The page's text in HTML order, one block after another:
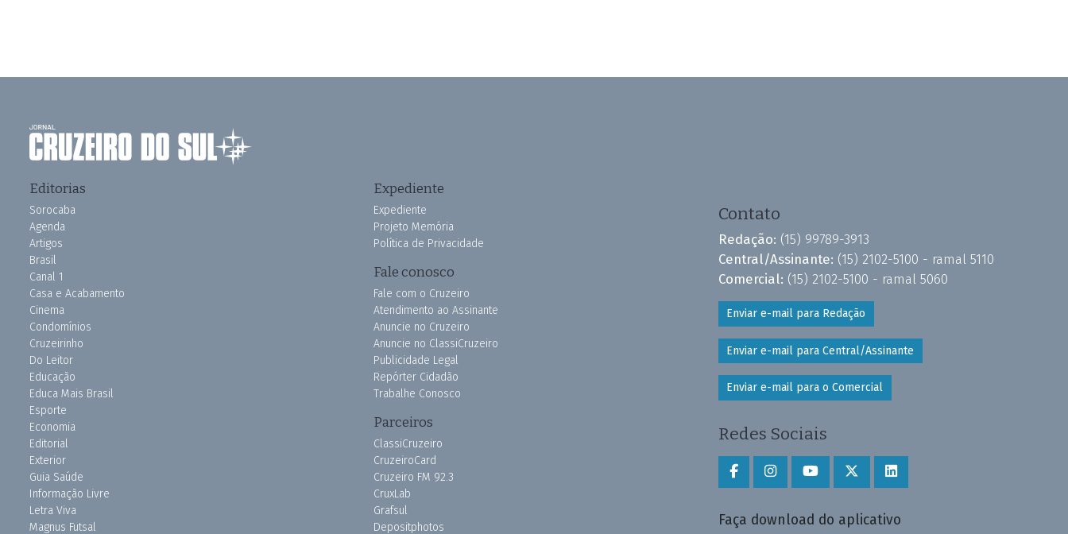
Editorias
Sorocaba
Agenda
Artigos
Brasil
Canal 1
Casa e Acabamento
Cinema
Condomínios
Cruzeirinho
Do Leitor
Educação
Educa Mais Brasil
Esporte
Economia
Editorial
Exterior
Guia Saúde
Informação Livre
Letra Viva
Magnus Futsal
Expediente
Expediente
Projeto Memória
Política de Privacidade
Fale conosco
Fale com o Cruzeiro
Atendimento ao Assinante
Anuncie no Cruzeiro
Anuncie no ClassiCruzeiro
Publicidade Legal
Repórter Cidadão
Trabalhe Conosco
Parceiros
ClassiCruzeiro
CruzeiroCard
Cruzeiro FM 92.3
CruxLab
Grafsul
Depositphotos
Contato
Redação: (15) 99789-3913
Central/Assinante: (15) 2102-5100 - ramal 5110
Comercial: (15) 2102-5100 - ramal 5060
Enviar e-mail para Redação
Enviar e-mail para Central/Assinante
Enviar e-mail para o Comercial
Redes Sociais
Faça download do aplicativo